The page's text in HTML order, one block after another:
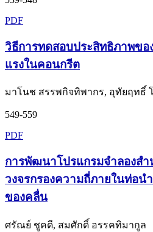
PDF
วิธีการทดสอบประสิทธิภาพขอ
แรงในคอนกรีต
มาโนช สรรพกิจทิพากร, อุทัยฤทธิ์
549-559
PDF
การพัฒนาโปรแกรมจำลองสำ
วงจรกรองความถี่ภายในท่อ
ของคลื่น
ศรัณย์ ชูคดี, สมศักดิ์ อรรคทิมากูล